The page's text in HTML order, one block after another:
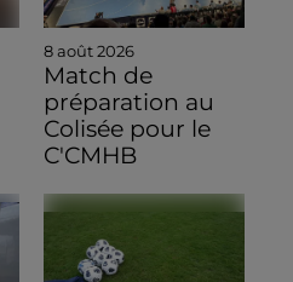
8 août 2026
Match de
préparation au
Colisée pour le
C'CMHB